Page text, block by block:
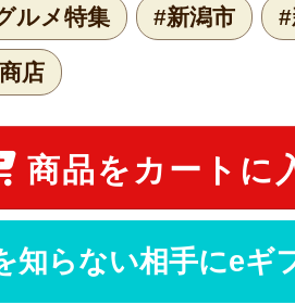
ルメ特集 #新潟市
店
商品をカートに
知らない相手にeギ